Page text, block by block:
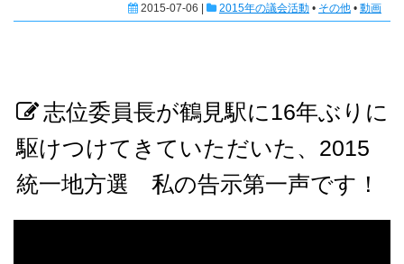
2015-07-06 | 2015年の議会活動 • その他 • 動画
志位委員長が鶴見駅に16年ぶりに
駆けつけてきていただいた、2015
統一地方選 私の告示第一声です！